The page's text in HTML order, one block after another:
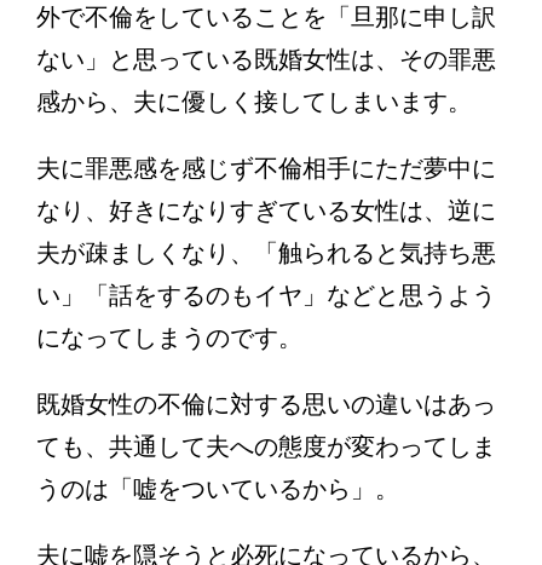
外で不倫をしていることを「旦那に申し訳
ない」と思っている既婚女性は、その罪悪
感から、夫に優しく接してしまいます。
夫に罪悪感を感じず不倫相手にただ夢中に
なり、好きになりすぎている女性は、逆に
夫が疎ましくなり、「触られると気持ち悪
い」「話をするのもイヤ」などと思うよう
になってしまうのです。
既婚女性の不倫に対する思いの違いはあっ
ても、共通して夫への態度が変わってしま
うのは「嘘をついているから」。
夫に嘘を隠そうと必死になっているから、